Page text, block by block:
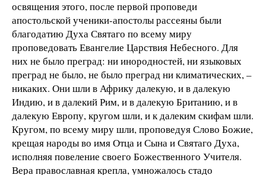
освящения этого, после первой проповеди
апостольской ученики-апостолы рассеяны были
благодатию Духа Святаго по всему миру
проповедовать Евангелие Царствия Небесного. Для
них не было преград: ни инородностей, ни языковых
преград не было, не было преград ни климатических, –
никаких. Они шли в Африку далекую, и в далекую
Индию, и в далекий Рим, и в далекую Британию, и в
далекую Европу, кругом шли, и к далеким скифам шли.
Кругом, по всему миру шли, проповедуя Слово Божие,
крещая народы во имя Отца и Сына и Святаго Духа,
исполняя повеление своего Божественного Учителя.
Вера православная крепла, умножалось стадо